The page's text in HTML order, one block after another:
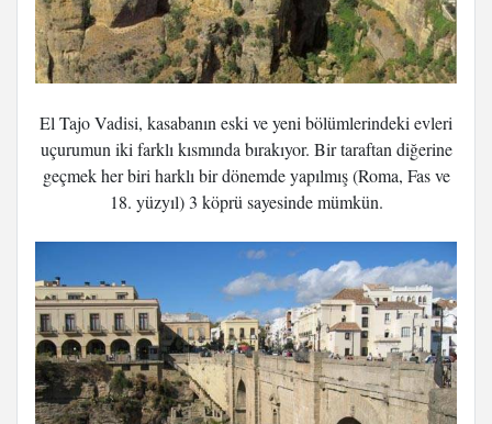
El Tajo Vadisi, kasabanın eski ve yeni bölümlerindeki evleri
uçurumun iki farklı kısmında bırakıyor. Bir taraftan diğerine
geçmek her biri harklı bir dönemde yapılmış (Roma, Fas ve
18. yüzyıl) 3 köprü sayesinde mümkün.